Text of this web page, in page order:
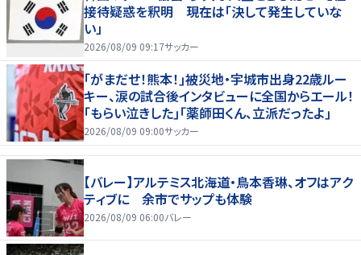
接待疑惑を釈明 現在は「決して発生していな
い」
2026/08/09 09:17サッカー
｢がまだせ！熊本！｣被災地・宇城市出身22歳ルー
キー、涙の試合後インタビューに全国からエール！
｢もらい泣きした｣｢薬師田くん、立派だったよ｣
2026/08/09 09:00サッカー
【バレー】アルテミス北海道・鳥本香琳、オフはアク
ティブに 余市でサップも体験
2026/08/09 06:00バレー